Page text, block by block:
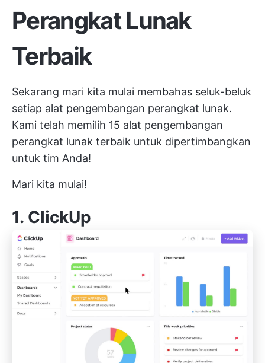
Perangkat Lunak
Terbaik
Sekarang mari kita mulai membahas seluk-beluk
setiap alat pengembangan perangkat lunak.
Kami telah memilih 15 alat pengembangan
perangkat lunak terbaik untuk dipertimbangkan
untuk tim Anda!
Mari kita mulai!
1. ClickUp